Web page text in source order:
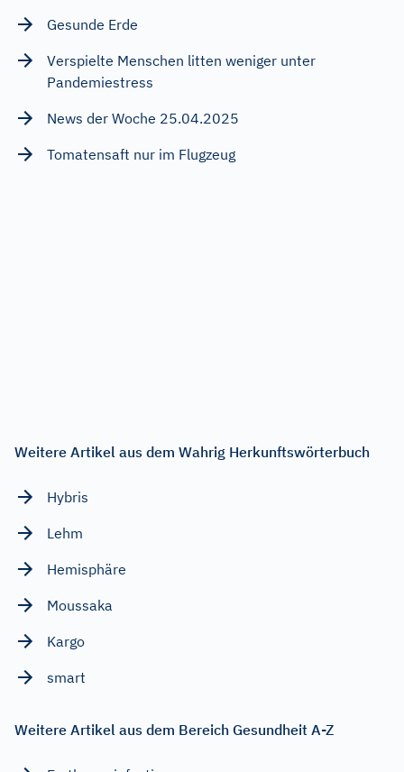
Gesunde Erde
Verspielte Menschen litten weniger unter
Pandemiestress
News der Woche 25.04.2025
Tomatensaft nur im Flugzeug
Weitere Artikel aus dem Wahrig Herkunftswörterbuch
Hybris
Lehm
Hemisphäre
Moussaka
Kargo
smart
Weitere Artikel aus dem Bereich Gesundheit A-Z